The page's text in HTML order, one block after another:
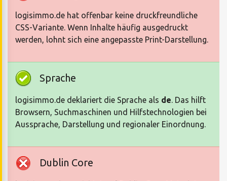
logisimmo.de hat offenbar keine druckfreundliche
CSS-Variante. Wenn Inhalte häufig ausgedruckt
werden, lohnt sich eine angepasste Print-Darstellung.
Sprache
logisimmo.de deklariert die Sprache als de. Das hilft
Browsern, Suchmaschinen und Hilfstechnologien bei
Aussprache, Darstellung und regionaler Einordnung.
Dublin Core